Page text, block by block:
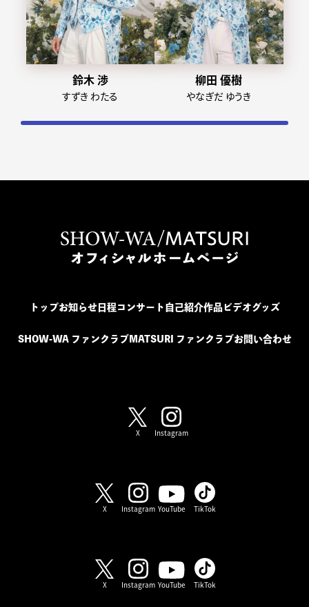
鈴木 渉
すずき わたる
柳田 優樹
やなぎだ ゆうき
トップお知らせ日程コンサート 自己紹介作品ビデオグッズ
SHOW-WA ファンクラブ MATSURI ファンクラブ お問い合わせ
X Instagram
X Instagram YouTube TikTok
X Instagram YouTube TikTok